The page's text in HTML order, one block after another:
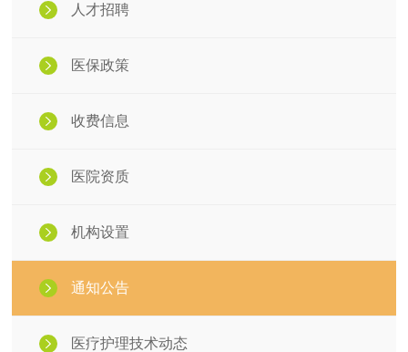
人才招聘
医保政策
收费信息
医院资质
机构设置
通知公告
医疗护理技术动态